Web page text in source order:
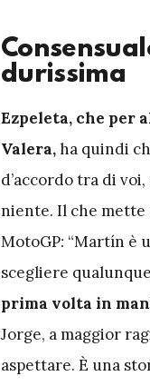
durissima
Ezpeleta, che per
Valera,ha quindi
d’accordo tra di
niente. Il che mette
MotoGP: “Martín è
scegliere
prima volta in
Jorge, a maggior
aspettare. È una